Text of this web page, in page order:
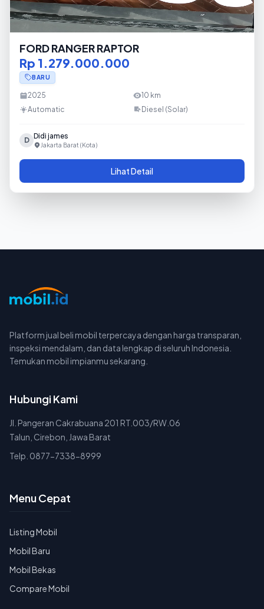
FORD RANGER RAPTOR
Rp 1.279.000.000
BARU
2025 10 km
Automatic
Diesel (Solar)
D Didi james
Jakarta Barat (Kota)
Lihat Detail
Platform jual beli mobil terpercaya dengan harga transparan,
inspeksi mendalam, dan data lengkap di seluruh Indonesia.
Temukan mobil impianmu sekarang.
Hubungi Kami
Jl. Pangeran Cakrabuana 201 RT.003/RW.06
Talun, Cirebon, Jawa Barat
Telp. 0877-7338-8999
Menu Cepat
Listing Mobil
Mobil Baru
Mobil Bekas
Compare Mobil